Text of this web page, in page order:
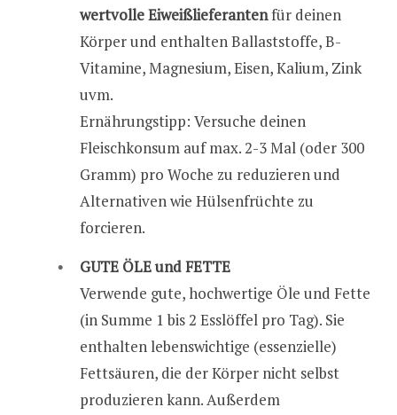
wertvolle Eiweißlieferantenfür deinen
Körper und enthalten Ballaststoffe, B-
Vitamine, Magnesium, Eisen, Kalium, Zink
uvm.
Ernährungstipp: Versuche deinen
Fleischkonsum auf max. 2-3 Mal (oder 300
Gramm) pro Woche zu reduzieren und
Alternativen wie Hülsenfrüchte zu
forcieren.
GUTE ÖLE und FETTE
Verwende gute, hochwertige Öle und Fette
(in Summe 1 bis 2 Esslöffel pro Tag). Sie
enthalten lebenswichtige (essenzielle)
Fettsäuren, die der Körper nicht selbst
produzieren kann. Außerdem